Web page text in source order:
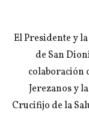
El Presidente y
de San
colaboración
Jerezanos y
Crucifijo de la